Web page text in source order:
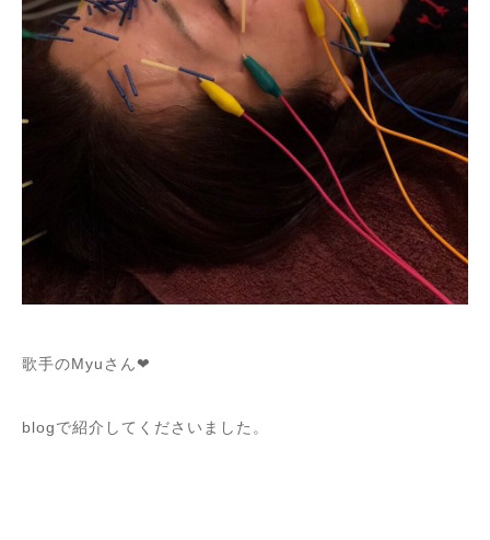
歌手のMyuさん❤︎
blogで紹介してくださいました。